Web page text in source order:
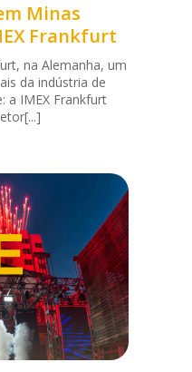
Minas
Frankfurt
na Alemanha, um
da indústria de
a IMEX Frankfurt